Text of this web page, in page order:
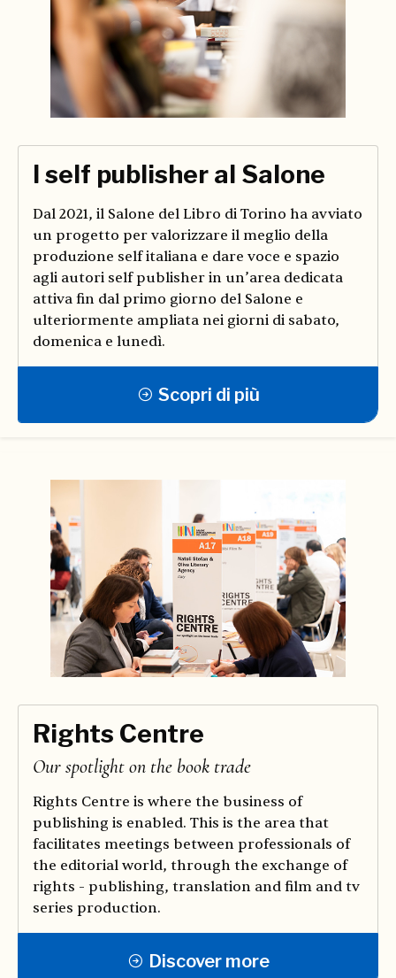
I self publisher al Salone
Dal 2021, il Salone del Libro di Torino ha avviato
un progetto per valorizzare il meglio della
produzione self italiana e dare voce e spazio
agli autori self publisher in un’area dedicata
attiva fin dal primo giorno del Salone e
ulteriormente ampliata nei giorni di sabato,
domenica e lunedì.
Scopri di più
Rights Centre
Our spotlight on the book trade
Rights Centre is where the business of
publishing is enabled. This is the area that
facilitates meetings between professionals of
the editorial world, through the exchange of
rights - publishing, translation and film and tv
series production.
Discover more